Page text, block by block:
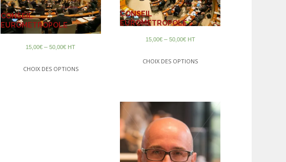
CONSEIL
EUROMETROPOLE
15,00€ –50,00€ HT
CHOIX DES OPTIONS
CONSEIL
EUROMETROPOLE
15,00€– 50,00€ HT
CHOIX DES OPTIONS